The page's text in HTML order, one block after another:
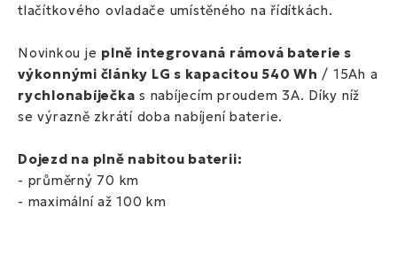
tlačítkového ovladače umístěného na řídítkách.
Novinkou je plně integrovaná rámová baterie s
výkonnými články LG s kapacitou 540 Wh / 15Ah a
rychlonabíječka s nabíjecím proudem 3A. Díky níž
se výrazně zkrátí doba nabíjení baterie.
Dojezd na plně nabitou baterii:
- průměrný 70 km
- maximální až 100 km